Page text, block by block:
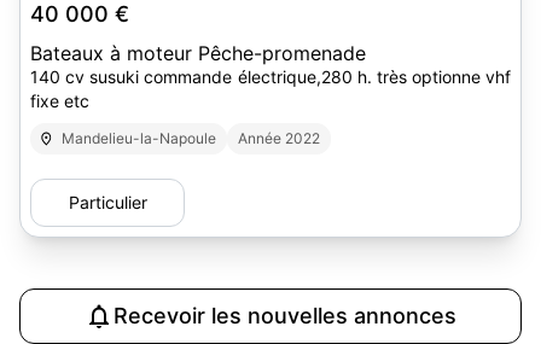
40 000 €
Bateaux à moteur Pêche-promenade
140 cv susuki commande électrique,280 h. très optionne vhf
fixe etc
Mandelieu-la-Napoule Année 2022
Particulier
Recevoir les nouvelles annonces